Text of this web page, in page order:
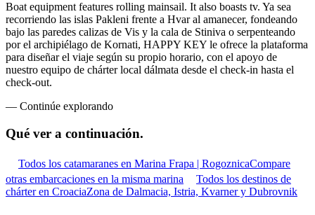
Boat equipment features rolling mainsail. It also boasts tv. Ya sea
recorriendo las islas Pakleni frente a Hvar al amanecer, fondeando
bajo las paredes calizas de Vis y la cala de Stiniva o serpenteando
por el archipiélago de Kornati, HAPPY KEY le ofrece la plataforma
para diseñar el viaje según su propio horario, con el apoyo de
nuestro equipo de chárter local dálmata desde el check-in hasta el
check-out.
— Continúe explorando
Qué ver a continuación.
Todos los catamaranes en Marina Frapa | RogoznicaCompare
otras embarcaciones en la misma marina
Todos los destinos de
chárter en CroaciaZona de Dalmacia, Istria, Kvarner y Dubrovnik